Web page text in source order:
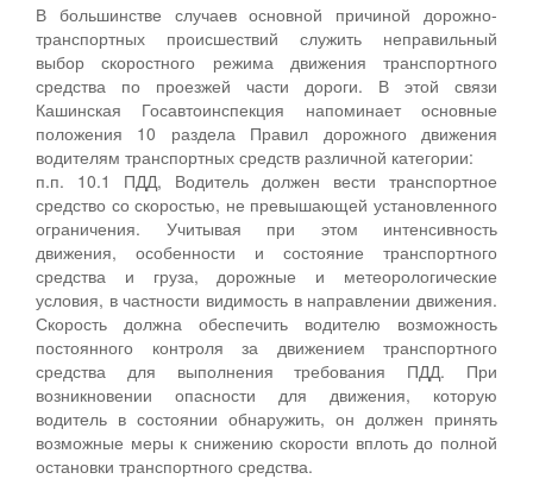
В большинстве случаев основной причиной дорожно-
транспортных происшествий служить неправильный
выбор скоростного режима движения транспортного
средства по проезжей части дороги. В этой связи
Кашинская Госавтоинспекция напоминает основные
положения 10 раздела Правил дорожного движения
водителям транспортных средств различной категории:
п.п. 10.1 ПДД, Водитель должен вести транспортное
средство со скоростью, не превышающей установленного
ограничения. Учитывая при этом интенсивность
движения, особенности и состояние транспортного
средства и груза, дорожные и метеорологические
условия, в частности видимость в направлении движения.
Скорость должна обеспечить водителю возможность
постоянного контроля за движением транспортного
средства для выполнения требования ПДД. При
возникновении опасности для движения, которую
водитель в состоянии обнаружить, он должен принять
возможные меры к снижению скорости вплоть до полной
остановки транспортного средства.